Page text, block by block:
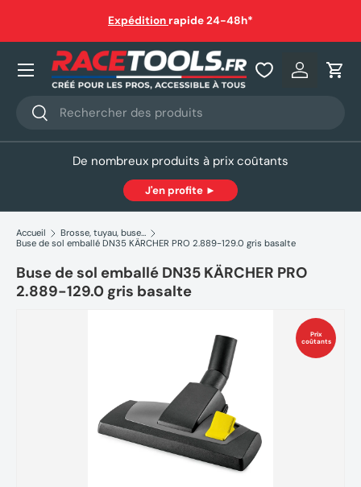
Aller au contenu
Expédition rapide 24-48h*
Recherche
Rechercher
Se
Nos produits
De nombreux produits à prix coûtants
J'en profite ►
Accueil
Brosse, tuyau, buse…
Buse de sol emballé DN35 KÄRCHER PRO 2.889-129.0 gris basalte
Buse de sol emballé DN35 KÄRCHER PRO
2.889-129.0 gris basalte
Prix
coûtants